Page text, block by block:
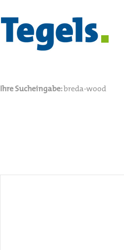
Ihre Sucheingabe: breda-wood